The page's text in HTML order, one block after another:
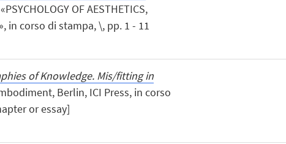
OF AESTHETICS,
in corso di stampa, \, pp. 1 - 11
of Knowledge. Mis/fitting in
Berlin, ICI Press, in corso
or essay]